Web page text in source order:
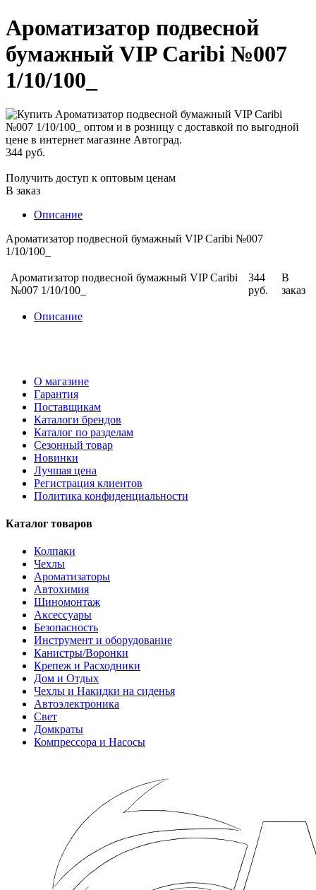
Ароматизатор подвесной
бумажный VIP Caribi №007
1/10/100_
344 руб.
Получить доступ к оптовым ценам
В заказ
Описание
Ароматизатор подвесной бумажный VIP Caribi №007
1/10/100_
Ароматизатор подвесной бумажный VIP Caribi
№007 1/10/100_
344
руб.
В
заказ
Описание
О магазине
Гарантия
Поставщикам
Каталоги брендов
Каталог по разделам
Сезонный товар
Новинки
Лучшая цена
Регистрация клиентов
Политика конфиденциальности
Каталог товаров
Колпаки
Чехлы
Ароматизаторы
Автохимия
Шиномонтаж
Аксессуары
Безопасность
Инструмент и оборудование
Канистры/Воронки
Крепеж и Расходники
Дом и Отдых
Чехлы и Накидки на сиденья
Автоэлектроника
Свет
Домкраты
Компрессора и Насосы